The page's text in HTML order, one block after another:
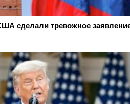
сделали тревожное